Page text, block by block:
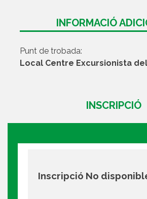
INFORMACIÓ
Punt de trobada:
Local Centre Excursionista
INSCRIPCIÓ
Inscripció No